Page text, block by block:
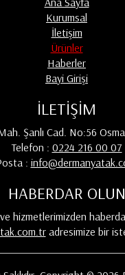
Kurumsal
İletişim
Ürünler
Haberler
Bayi Girişi
İLETİŞİM
Şanlı Cad. No:56
Telefon : 0224 216 00 07
:
HABERDAR OLUN
ve hizmetlerimizden
adresimize bir